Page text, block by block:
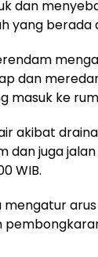
dan
berada
dan
masuk ke
akibat
dan juga
WIB.